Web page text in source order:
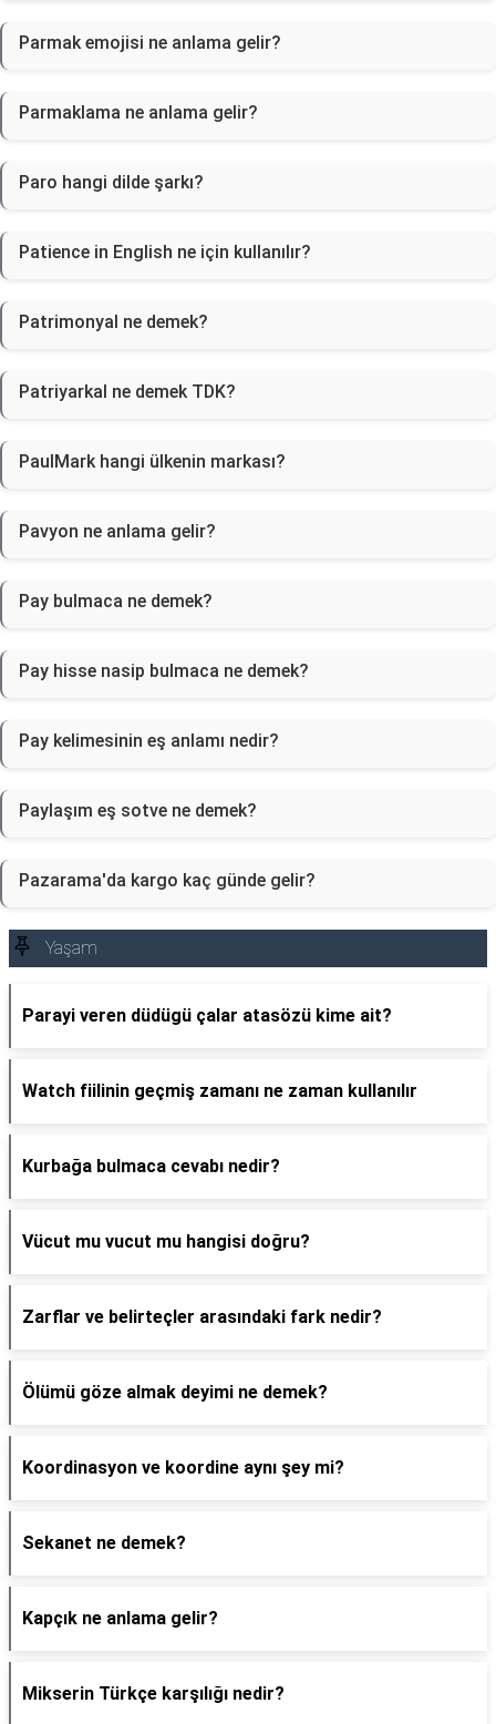
Parmak emojisi ne anlama gelir?
Parmaklama ne anlama gelir?
Paro hangi dilde şarkı?
Patience in English ne için kullanılır?
Patrimonyal ne demek?
Patriyarkal ne demek TDK?
PaulMark hangi ülkenin markası?
Pavyon ne anlama gelir?
Pay bulmaca ne demek?
Pay hisse nasip bulmaca ne demek?
Pay kelimesinin eş anlamı nedir?
Paylaşım eş sotve ne demek?
Pazarama'da kargo kaç günde gelir?
Yaşam
Parayi veren düdügü çalar atasözü kime ait?
Watch fiilinin geçmiş zamanı ne zaman kullanılır
Kurbağa bulmaca cevabı nedir?
Vücut mu vucut mu hangisi doğru?
Zarflar ve belirteçler arasındaki fark nedir?
Ölümü göze almak deyimi ne demek?
Koordinasyon ve koordine aynı şey mi?
Sekanet ne demek?
Kapçık ne anlama gelir?
Mikserin Türkçe karşılığı nedir?